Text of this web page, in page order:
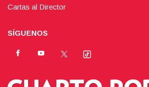
Cartas al Director
SÍGUENOS